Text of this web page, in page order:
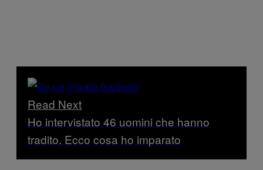
Read Next
Ho intervistato 46 uomini che hanno
tradito. Ecco cosa ho imparato